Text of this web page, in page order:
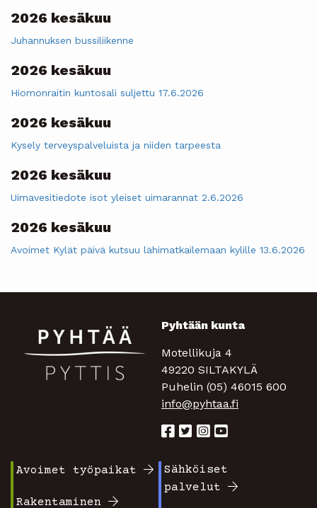
2026 kesäkuu
Juhannuksen bussiliikenne
2026 kesäkuu
Hiomonraitin kuntosali suljettu 17.6.2026
2026 kesäkuu
Kysely terveyspalveluista ja niiden tarpeesta
2026 kesäkuu
Uimavesitiedote isot yleiset uimarannat 2.6.2026
2026 kesäkuu
Avoimet Kylät päivä kutsuu lähimatkailemaan kylille 13.6.2026
Pyhtään kunta
Motellikuja 4
49220 SILTAKYLÄ
Puhelin (05) 46015 600
info@pyhtaa.fi
Avoimet työpaikat
Rakentaminen
Footer
Sähköiset
palvelut